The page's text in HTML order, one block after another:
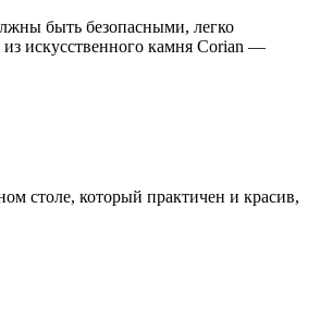
быть безопасными, легко
искусственного камня Corian —
столе, который практичен и красив,